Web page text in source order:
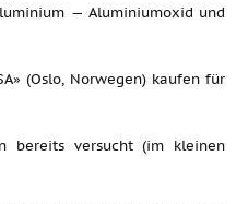
— Aluminiumoxid und
(Oslo, Norwegen) kaufen für
bereits versucht (im kleinen